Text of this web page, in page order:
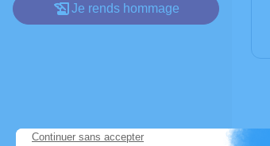
Je rends hommage